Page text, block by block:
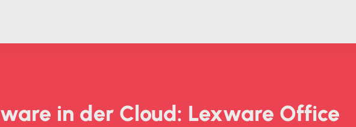
in der Cloud: Lexware Office